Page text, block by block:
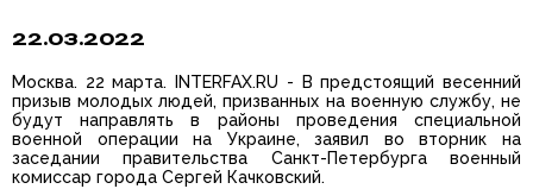
22.03.2022
Москва. 22 марта. INTERFAX.RU - В предстоящий весенний
призыв молодых людей, призванных на военную службу, не
будут направлять в районы проведения специальной
военной операции на Украине, заявил во вторник на
заседании правительства Санкт-Петербурга военный
комиссар города Сергей Качковский.